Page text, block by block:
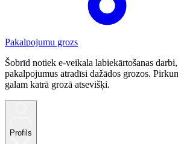
Pakalpojumu grozs
Šobrīd notiek e-veikala labiekārtošanas
pakalpojumus atradīsi dažādos grozos.
galam katrā grozā atsevišķi.
Profils